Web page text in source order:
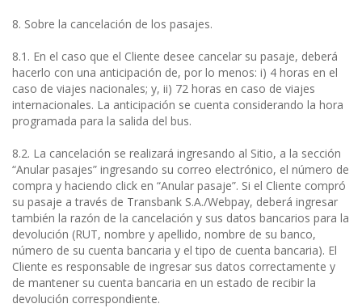
8. Sobre la cancelación de los pasajes.
8.1. En el caso que el Cliente desee cancelar su pasaje, deberá
hacerlo con una anticipación de, por lo menos: i) 4 horas en el
caso de viajes nacionales; y, ii) 72 horas en caso de viajes
internacionales. La anticipación se cuenta considerando la hora
programada para la salida del bus.
8.2. La cancelación se realizará ingresando al Sitio, a la sección
“Anular pasajes” ingresando su correo electrónico, el número de
compra y haciendo click en “Anular pasaje”. Si el Cliente compró
su pasaje a través de Transbank S.A./Webpay, deberá ingresar
también la razón de la cancelación y sus datos bancarios para la
devolución (RUT, nombre y apellido, nombre de su banco,
número de su cuenta bancaria y el tipo de cuenta bancaria). El
Cliente es responsable de ingresar sus datos correctamente y
de mantener su cuenta bancaria en un estado de recibir la
devolución correspondiente.